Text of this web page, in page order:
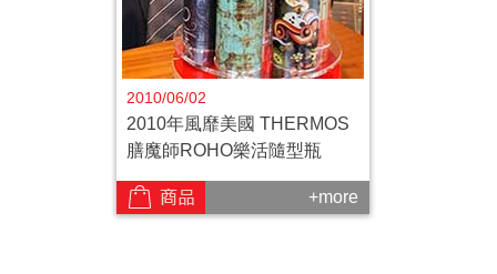
2010/06/02
2010年風靡美國 THERMOS
膳魔師ROHO樂活隨型瓶
+more